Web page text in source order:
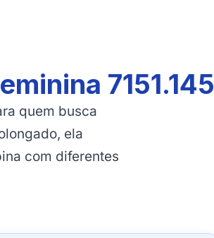
7151.145
quem busca
ela
com diferentes